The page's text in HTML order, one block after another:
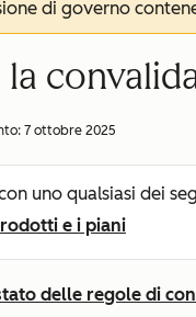
di governo
7 ottobre 2025
uno qualsiasi dei
e i piani
delle regole di